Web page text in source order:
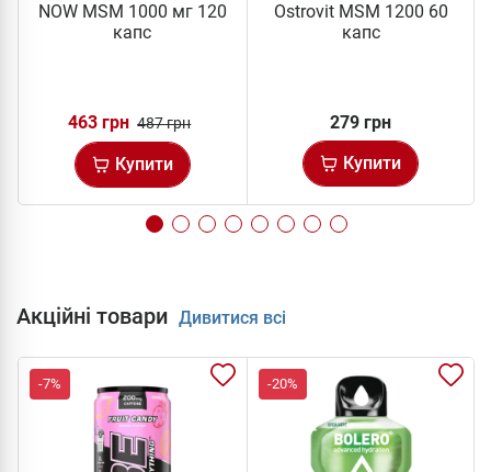
NOW MSM 1000 мг 120
капс
463 грн 487 грн
Купити
Ostrovit MSM 1200 60
капс
279 грн
Купити
Акційні товари Дивитися всі
-7% -20%